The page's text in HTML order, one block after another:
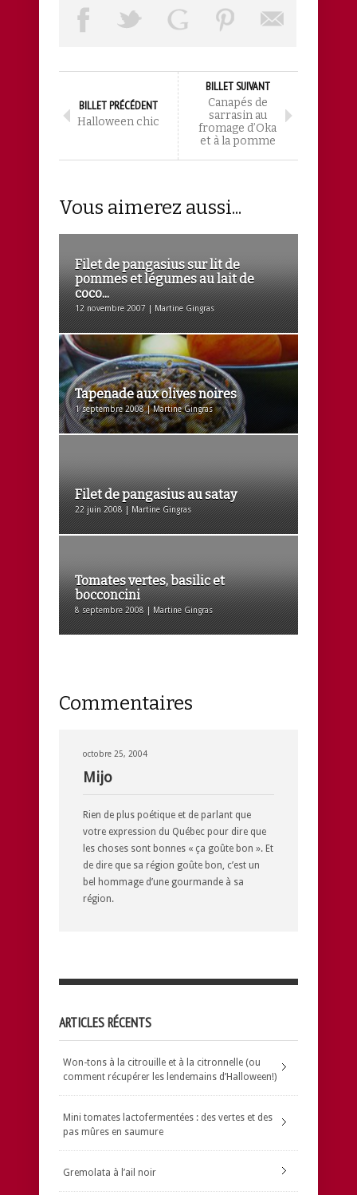
BILLET PRÉCÉDENT
Halloween chic
BILLET SUIVANT
Canapés de
sarrasin au
fromage d’Oka
et à la pomme
Vous aimerez aussi...
Filet de pangasius sur lit de
pommes et légumes au lait de
coco...
12 novembre 2007 | Martine Gingras
Tapenade aux olives noires
1 septembre 2008 | Martine Gingras
Filet de pangasius au satay
22 juin 2008 | Martine Gingras
Tomates vertes, basilic et
bocconcini
8 septembre 2008 | Martine Gingras
Commentaires
octobre 25, 2004
Mijo
Rien de plus poétique et de parlant que
votre expression du Québec pour dire que
les choses sont bonnes « ça goûte bon ». Et
de dire que sa région goûte bon, c’est un
bel hommage d’une gourmande à sa
région.
ARTICLES RÉCENTS
Won-tons à la citrouille et à la citronnelle (ou
comment récupérer les lendemains d’Halloween!)
Mini tomates lactofermentées : des vertes et des
pas mûres en saumure
Gremolata à l’ail noir